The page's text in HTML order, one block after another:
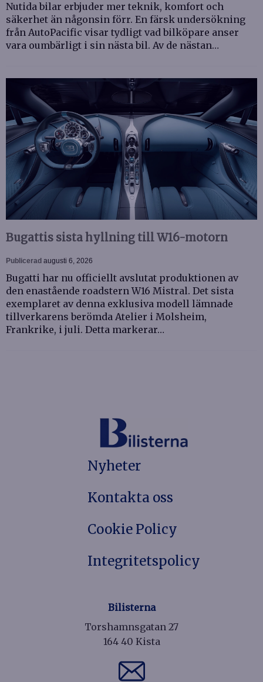
Nutida bilar erbjuder mer teknik, komfort och
säkerhet än någonsin förr. En färsk undersökning
från AutoPacific visar tydligt vad bilköpare anser
vara oumbärligt i sin nästa bil. Av de nästan…
Bugattis sista hyllning till W16-motorn
Publicerad augusti 6, 2026
Bugatti har nu officiellt avslutat produktionen av
den enastående roadstern W16 Mistral. Det sista
exemplaret av denna exklusiva modell lämnade
tillverkarens berömda Atelier i Molsheim,
Frankrike, i juli. Detta markerar…
Nyheter
Kontakta oss
Cookie Policy
Integritetspolicy
Bilisterna
Torshamnsgatan 27
164 40 Kista